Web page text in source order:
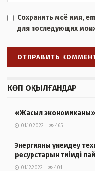
Сохранить моё имя,
для последующих
КӨП ОҚЫЛҒАНДАР
«Жасыл экономиканы»
01.10.2022 465
Энергияны үнемдеу
ресурстарын тиімді
01.12.2022 401